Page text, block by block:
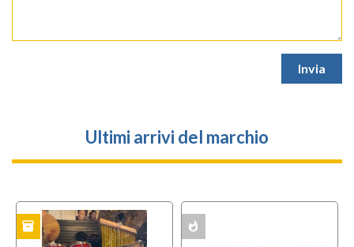
Ultimi arrivi del marchio
inventory MULTIPACK whatshot